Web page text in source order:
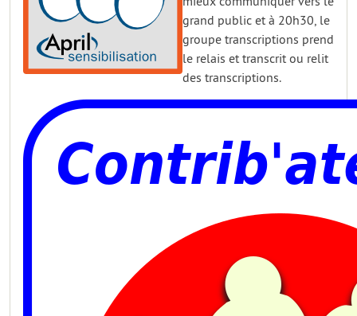
grand public et à 20h30, le
groupe transcriptions prend
le relais et transcrit ou relit
des transcriptions.